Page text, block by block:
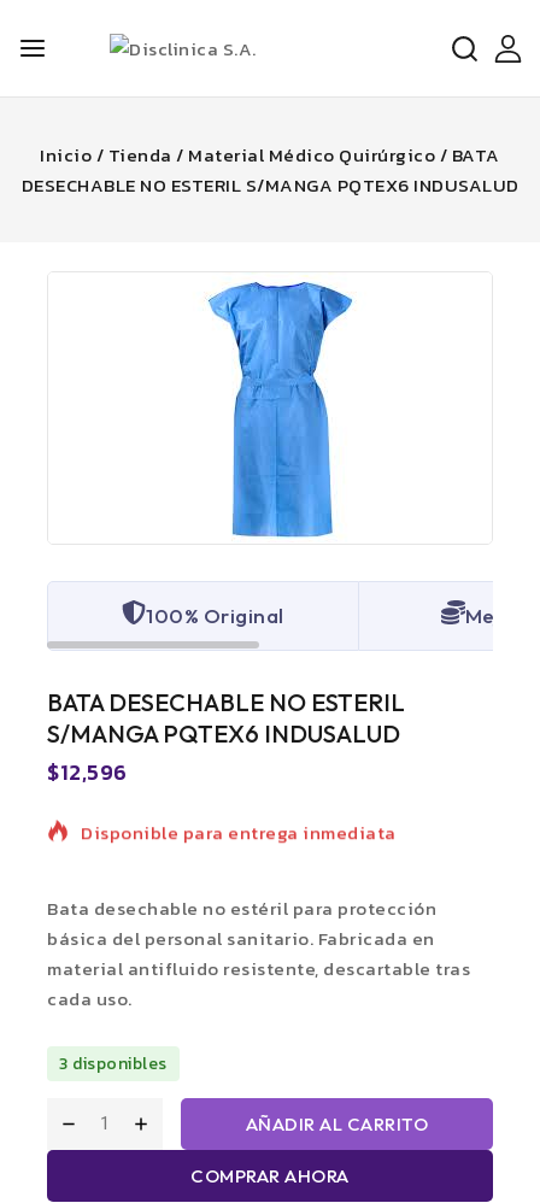
Inicio/ Tienda / Material Médico Quirúrgico/ BATA
DESECHABLE NO ESTERIL S/MANGA PQTEX6 INDUSALUD
100% Original Mejor
BATA DESECHABLE NO ESTERIL
S/MANGA PQTEX6 INDUSALUD
$12,596
Producto de alta rotación
Disponible para entrega inmediata
Bata desechable no estéril para protección
básica del personal sanitario. Fabricada en
material antifluido resistente, descartable tras
cada uso.
3 disponibles
AÑADIR AL CARRITO
COMPRAR AHORA